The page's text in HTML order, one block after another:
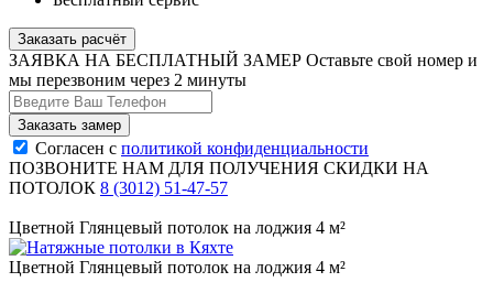
Заказать расчёт
ЗАЯВКА НА БЕСПЛАТНЫЙ ЗАМЕР Оставьте свой номер и
мы перезвоним через 2 минуты
Согласен с политикой конфиденциальности
ПОЗВОНИТЕ НАМ ДЛЯ ПОЛУЧЕНИЯ СКИДКИ НА
ПОТОЛОК 8 (3012) 51-47-57
Цветной Глянцевый потолок на лоджия 4 м²
Цветной Глянцевый потолок на лоджия 4 м²